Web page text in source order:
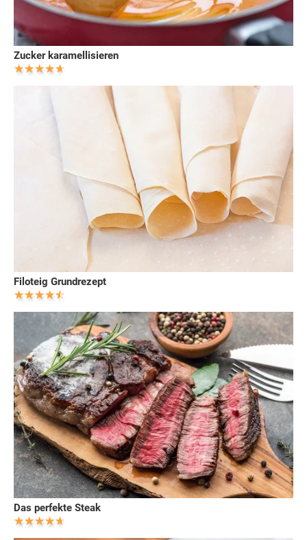
Zucker karamellisieren
Filoteig Grundrezept
Das perfekte Steak